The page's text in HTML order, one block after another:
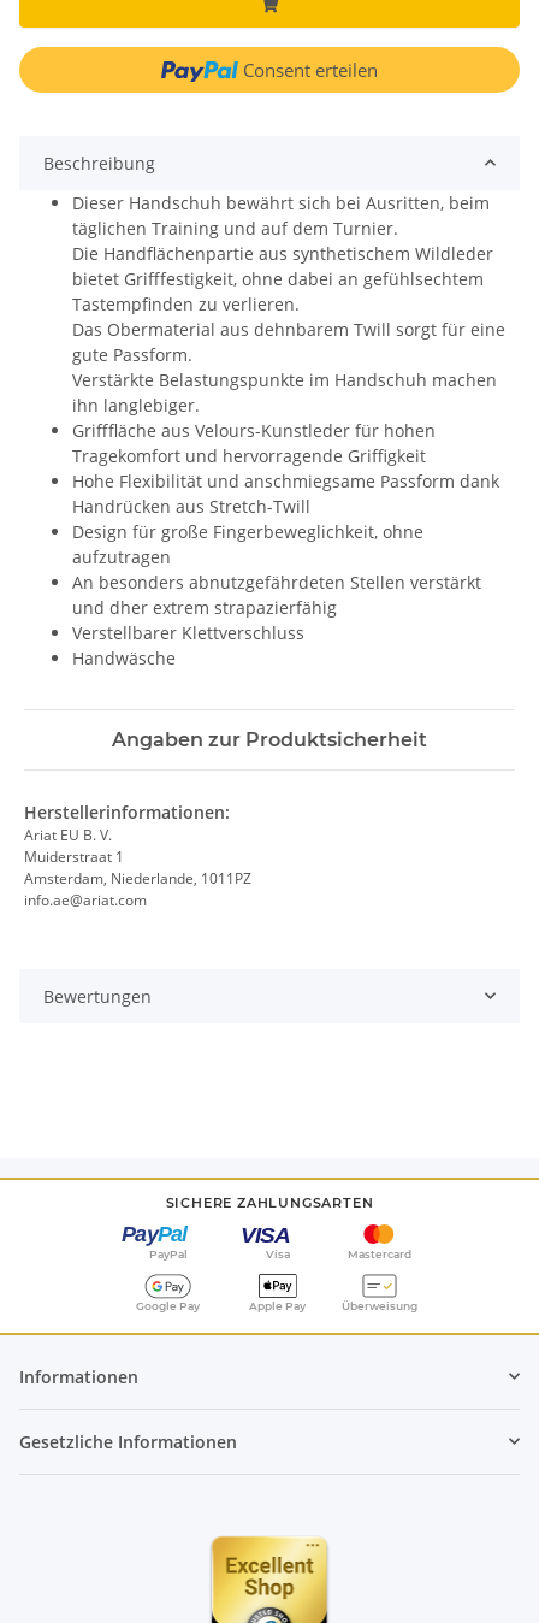
Consent erteilen
Beschreibung
Dieser Handschuh bewährt sich bei Ausritten, beim
täglichen Training und auf dem Turnier.
Die Handflächenpartie aus synthetischem Wildleder
bietet Grifffestigkeit, ohne dabei an gefühlsechtem
Tastempfinden zu verlieren.
Das Obermaterial aus dehnbarem Twill sorgt für eine
gute Passform.
Verstärkte Belastungspunkte im Handschuh machen
ihn langlebiger.
Grifffläche aus Velours-Kunstleder für hohen
Tragekomfort und hervorragende Griffigkeit
Hohe Flexibilität und anschmiegsame Passform dank
Handrücken aus Stretch-Twill
Design für große Fingerbeweglichkeit, ohne
aufzutragen
An besonders abnutzgefährdeten Stellen verstärkt
und dher extrem strapazierfähig
Verstellbarer Klettverschluss
Handwäsche
Angaben zur Produktsicherheit
Herstellerinformationen:
Ariat EU B. V.
Muiderstraat 1
Amsterdam, Niederlande, 1011PZ
info.ae@ariat.com
Bewertungen
SICHERE ZAHLUNGSARTEN
PayPal Visa Mastercard
Google Pay Apple Pay Überweisung
Informationen
Gesetzliche Informationen